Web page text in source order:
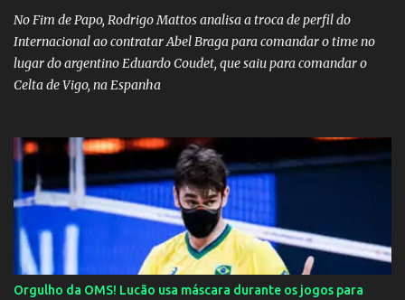
suposta traição do canto...
No Fim de Papo, Rodrigo Mattos analisa a troca de perfil do
Internacional ao contratar Abel Braga para comandar o time no
lugar do argentino Eduardo Coudet, que saiu para comandar o
Celta de Vigo, na Espanha
Orgulho da OMS! Lucão usa máscara durante os jogos para